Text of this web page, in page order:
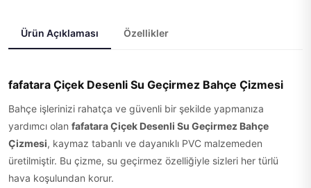
Ürün Açıklaması Özellikler
fafatara Çiçek Desenli Su Geçirmez Bahçe Çizmesi
Bahçe işlerinizi rahatça ve güvenli bir şekilde yapmanıza
yardımcı olan fafatara Çiçek Desenli Su Geçirmez Bahçe
Çizmesi, kaymaz tabanlı ve dayanıklı PVC malzemeden
üretilmiştir. Bu çizme, su geçirmez özelliğiyle sizleri her türlü
hava koşulundan korur.